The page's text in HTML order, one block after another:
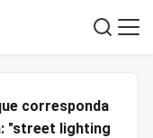
corresponda
"street lighting